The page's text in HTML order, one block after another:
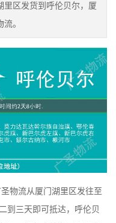
里区发货到呼伦贝尔，厦
。
物流从厦门湖里区发往至
到三天即可抵达，呼伦贝